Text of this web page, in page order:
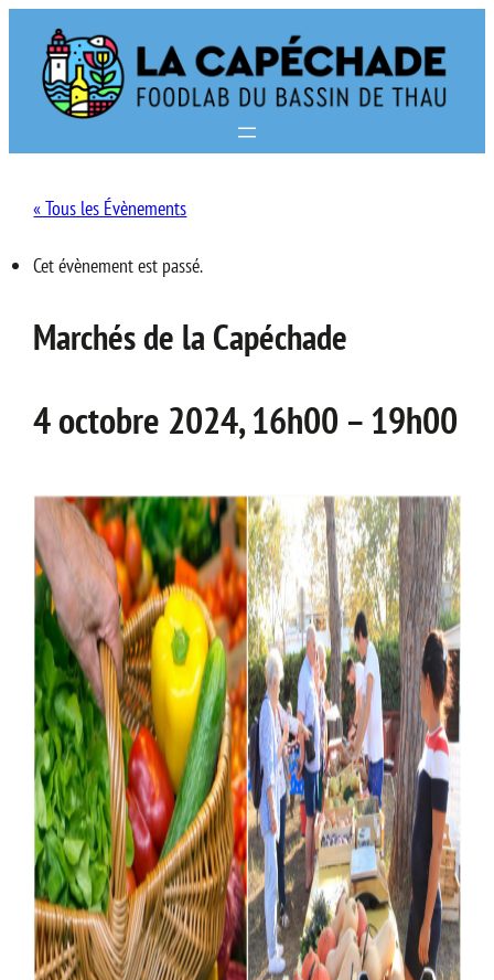
« Tous les Évènements
Cet évènement est passé.
Marchés de la Capéchade
4 octobre 2024, 16h00 – 19h00